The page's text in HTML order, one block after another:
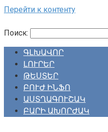
Перейти к контенту
Поиск:
ԳԼԽԱՎՈՐ
ԼՈՒՐԵՐ
ԹԵՍՏԵՐ
ԲՈՒԺ ԻՆՖՈ
ԱՍՏՂԱԳՈՒՇԱԿ
ԲԱՐԻ ԱԽՈՐԺԱԿ